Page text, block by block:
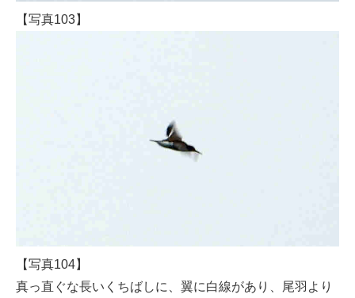
【写真103】
【写真104】
真っ直ぐな長いくちばしに、翼に白線があり、尾羽より